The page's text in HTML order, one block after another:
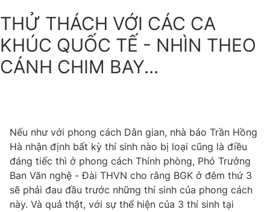
THỬ THÁCH VỚI CÁC CA
KHÚC QUỐC TẾ - NHÌN THEO
CÁNH CHIM BAY...
Nếu như với phong cách Dân gian, nhà báo Trần Hồng
Hà nhận định bất kỳ thí sinh nào bị loại cũng là điều
đáng tiếc thì ở phong cách Thính phòng, Phó Trưởng
Ban Văn nghệ - Đài THVN cho rằng BGK ở đêm thứ 3
sẽ phải đau đầu trước những thí sinh của phong cách
này. Và quả thật, với sự thể hiện của 3 thí sinh tại